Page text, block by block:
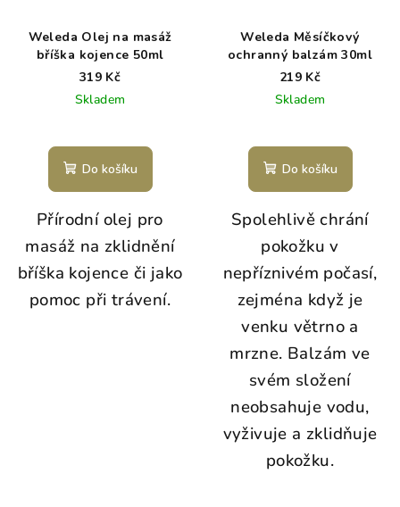
Weleda Olej na masáž
bříška kojence 50ml
319 Kč
Skladem
Do košíku
Přírodní olej pro
masáž na zklidnění
bříška kojence či jako
pomoc při trávení.
Weleda Měsíčkový
ochranný balzám 30ml
219 Kč
Skladem
Do košíku
Spolehlivě chrání
pokožku v
nepříznivém počasí,
zejména když je
venku větrno a
mrzne. Balzám ve
svém složení
neobsahuje vodu,
vyživuje a zklidňuje
pokožku.